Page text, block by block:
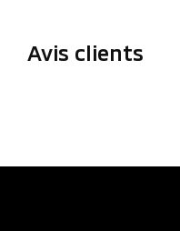
Avis clients